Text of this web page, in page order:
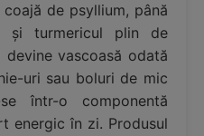
de psyllium, până
și turmericul plin de
vascoasă odată
uri sau boluri de mic
se într-o componentă
energic în zi. Produsul